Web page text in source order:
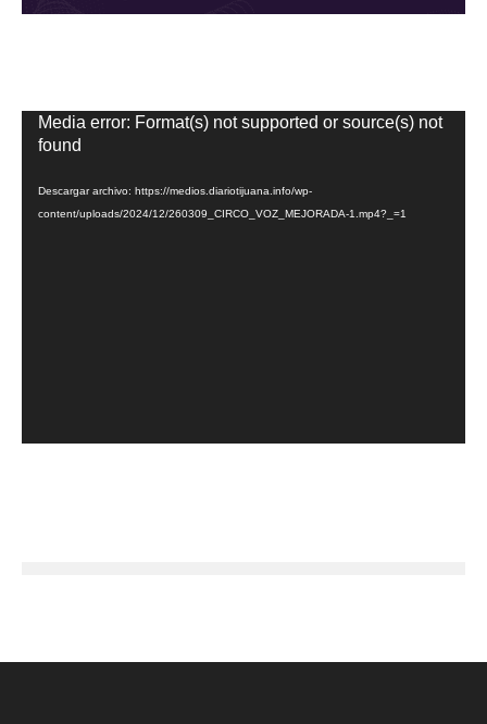
Reproductor
de
Media error: Format(s) not supported or source(s) not
found
Descargar archivo: https://medios.diariotijuana.info/wp-
content/uploads/2024/12/260309_CIRCO_VOZ_MEJORADA-1.mp4?_=1